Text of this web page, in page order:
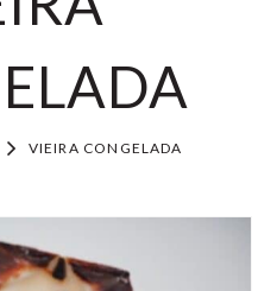
VIEIRA CONGELADA